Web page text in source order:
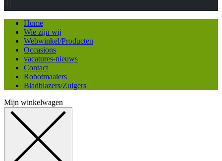
Home
Wie zijn wij
Webwinkel/Producten
Occasions
vacatures-nieuws
Contact
Robotmaaiers
Bladblazers/Zuigers
Mijn winkelwagen